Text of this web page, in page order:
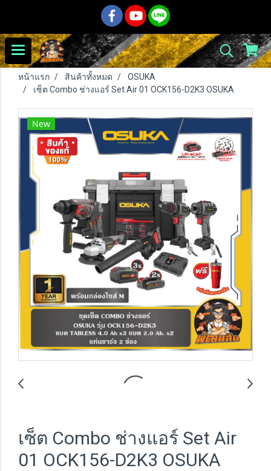
หน้าแรก สินค้าทั้งหมด
OSUKA
เซ็ต Combo ช่างแอร์ Set Air 01 OCK156-D2K3 OSUKA
New
เซ็ต Combo ช่างแอร์ Set Air
01 OCK156-D2K3 OSUKA